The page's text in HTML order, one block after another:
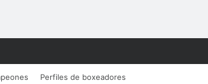
Perfiles de boxeadores